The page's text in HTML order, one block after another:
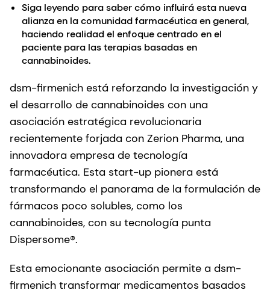
Siga leyendo para saber cómo influirá esta nueva
alianza en la comunidad farmacéutica en general,
haciendo realidad el enfoque centrado en el
paciente para las terapias basadas en
cannabinoides.
dsm-firmenich está reforzando la investigación y
el desarrollo de cannabinoides con una
asociación estratégica revolucionaria
recientemente forjada con Zerion Pharma, una
innovadora empresa de tecnología
farmacéutica. Esta start-up pionera está
transformando el panorama de la formulación de
fármacos poco solubles, como los
cannabinoides, con su tecnología punta
Dispersome®.
Esta emocionante asociación permite a dsm-
firmenich transformar medicamentos basados